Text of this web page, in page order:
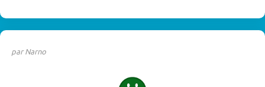
par Narno